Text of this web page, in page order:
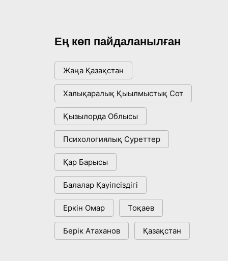
даму бағыты
17:09, 20 Шілде 2026
Мемлекет басшысы Көбейтұз
көлінің жай-күйіне назар
18:22, 17 Шілде 2026
АЛТЫН ОРДА ТАРИХЫН
ОҚЫТУДЫҢ ИННОВАЦИЯЛЫҚ
ТӘСІЛДЕРІ ЕНГІЗІЛЕДІ
10:28, 15 Шілде 2026
Қазақстан ҰҚК: уақыт сын-
қатерлері және ұлттық мүддені
17:49, 13 Шілде 2026
Ең көп пайдаланылған
Жаңа Қазақстан
Халықаралық Қыылмыстық Сот
Қызылорда Облысы
Психологиялық Суреттер
Қар Барысы
Балалар Қауіпсіздігі
Еркін Омар Тоқаев
Берік Атаханов Қазақстан